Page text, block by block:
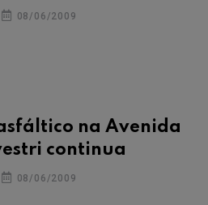
08/06/2009
na Avenida
continua
08/06/2009